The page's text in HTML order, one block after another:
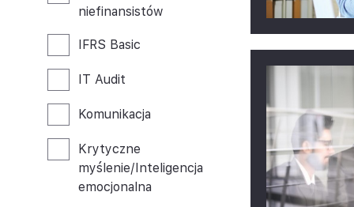
niefinansistów
IFRS Basic
IT Audit
Komunikacja
Krytyczne
myślenie/Inteligencja
emocjonalna